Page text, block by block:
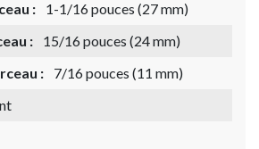
:
1-1/16 pouces (27 mm)
:
15/16 pouces (24 mm)
:
7/16 pouces (11 mm)